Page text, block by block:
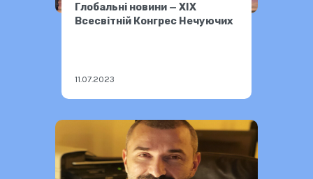
Глобальні новини — XIX
Всесвітній Конгрес Нечуючих
11.07.2023